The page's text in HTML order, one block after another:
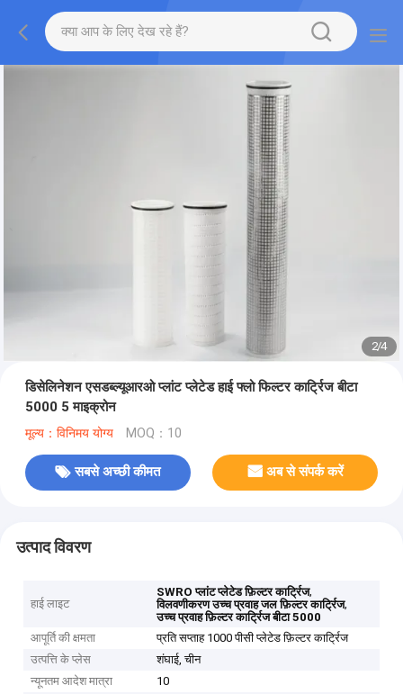
2/4
डिसेलिनेशन एसडब्ल्यूआरओ प्लांट प्लेटेड हाई फ्लो फिल्टर कार्ट्रिज बीटा
5000 5 माइक्रोन
मूल्य：विनिमय योग्य MOQ：10
सबसे अच्छी कीमत अब से संपर्क करें
उत्पाद विवरण
हाई लाइट
SWRO प्लांट प्लेटेड फ़िल्टर कार्ट्रिज,
विलवणीकरण उच्च प्रवाह जल फ़िल्टर कार्ट्रिज,
उच्च प्रवाह फ़िल्टर कार्ट्रिज बीटा 5000
आपूर्ति की क्षमता
प्रति सप्ताह 1000 पीसी प्लेटेड फ़िल्टर कार्ट्रिज
उत्पत्ति के प्लेस
शंघाई, चीन
न्यूनतम आदेश मात्रा
10